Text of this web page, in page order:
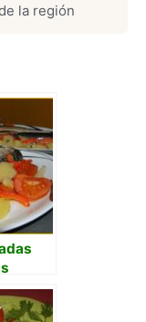
la región